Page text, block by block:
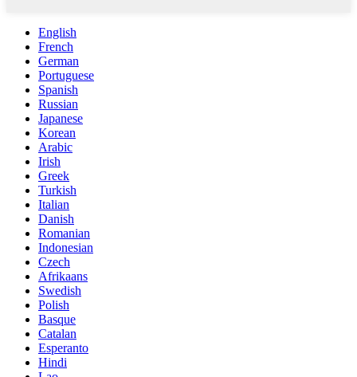
English
French
German
Portuguese
Spanish
Russian
Japanese
Korean
Arabic
Irish
Greek
Turkish
Italian
Danish
Romanian
Indonesian
Czech
Afrikaans
Swedish
Polish
Basque
Catalan
Esperanto
Hindi